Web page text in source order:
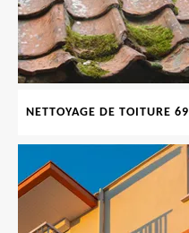
NETTOYAGE DE TOITURE 69